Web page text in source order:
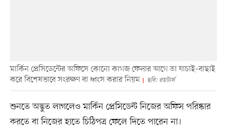
মার্কিন প্রেসিডেন্টের অফিসে কোনো কাগজ ফেলার আগে তা যাচাই–বাছাই
করে বিশেষভাবে সংরক্ষণ বা ধ্বংস করার নিয়ম
ছবি: রয়টার্স
শুনতে অদ্ভুত লাগলেও মার্কিন প্রেসিডেন্ট নিজের অফিস পরিষ্কার
করতে বা নিজের হাতে চিঠিপত্র ফেলে দিতে পারেন না।